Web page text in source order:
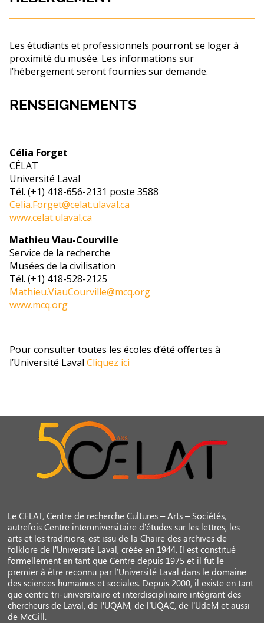
Les étudiants et professionnels pourront se loger à
proximité du musée. Les informations sur
l’hébergement seront fournies sur demande.
RENSEIGNEMENTS
Célia Forget
CÉLAT
Université Laval
Tél. (+1) 418-656-2131 poste 3588
Celia.Forget@celat.ulaval.ca
www.celat.ulaval.ca
Mathieu Viau-Courville
Service de la recherche
Musées de la civilisation
Tél. (+1) 418-528-2125
Mathieu.ViauCourville@mcq.org
www.mcq.org
Pour consulter toutes les écoles d’été offertes à
l’Université Laval Cliquez ici
Le CELAT, Centre de recherche Cultures – Arts – Sociétés,
autrefois Centre interuniversitaire d’études sur les lettres, les
arts et les traditions, est issu de la Chaire des archives de
folklore de l’Université Laval, créée en 1944. Il est constitué
formellement en tant que Centre depuis 1975 et il fut le
premier à être reconnu par l’Université Laval dans le domaine
des sciences humaines et sociales. Depuis 2000, il existe en tant
que centre tri-universitaire et interdisciplinaire intégrant des
chercheurs de Laval, de l’UQAM, de l’UQAC, de l’UdeM et aussi
de McGill.